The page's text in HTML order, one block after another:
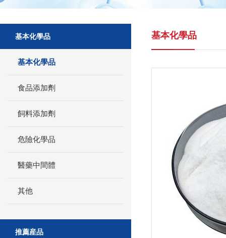
基本化學品
基本化學品
食品添加劑
飼料添加劑
危險化學品
醫藥中間體
其他
推薦産品
基本化學品